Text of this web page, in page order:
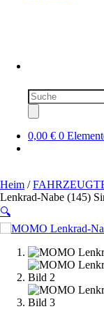
Produktsuche
0,00 € 0
Heim /
Lenkrad-Nabe (145)
🔍
SOLD OUT